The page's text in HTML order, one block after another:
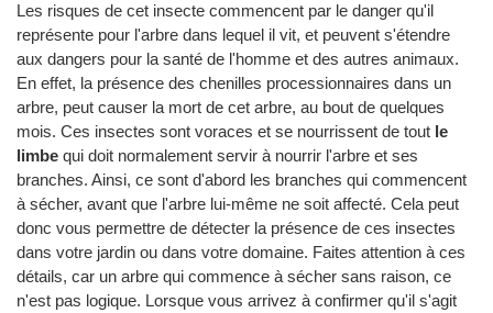
Les risques de cet insecte commencent par le danger qu'il
représente pour l'arbre dans lequel il vit, et peuvent s'étendre
aux dangers pour la santé de l'homme et des autres animaux.
En effet, la présence des chenilles processionnaires dans un
arbre, peut causer la mort de cet arbre, au bout de quelques
mois. Ces insectes sont voraces et se nourrissent de tout le
limbe qui doit normalement servir à nourrir l'arbre et ses
branches. Ainsi, ce sont d'abord les branches qui commencent
à sécher, avant que l'arbre lui-même ne soit affecté. Cela peut
donc vous permettre de détecter la présence de ces insectes
dans votre jardin ou dans votre domaine. Faites attention à ces
détails, car un arbre qui commence à sécher sans raison, ce
n'est pas logique. Lorsque vous arrivez à confirmer qu'il s'agit